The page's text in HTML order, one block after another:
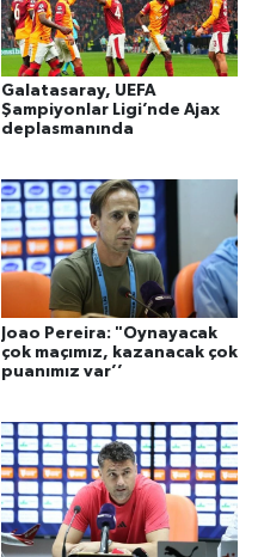
Galatasaray, UEFA
Şampiyonlar Ligi’nde Ajax
deplasmanında
Joao Pereira: "Oynayacak
çok maçımız, kazanacak çok
puanımız var’’